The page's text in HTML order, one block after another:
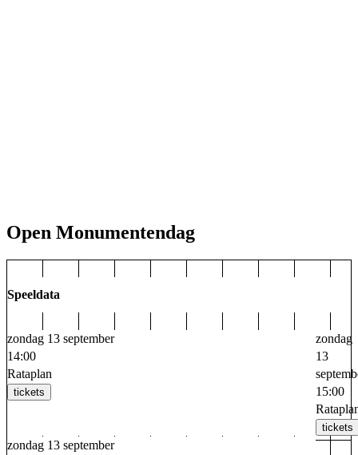
Open Monumentendag
Speeldata
zondag 13 september
14:00
Rataplan
tickets
zondag
13
15:00
tickets
zondag 13 september